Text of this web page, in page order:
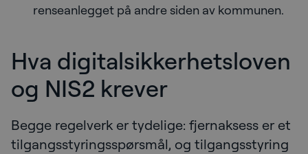
renseanlegget på andre siden av kommunen.
Hva digitalsikkerhetsloven
og NIS2 krever
Begge regelverk er tydelige: fjernaksess er et
tilgangsstyringsspørsmål, og tilgangsstyring